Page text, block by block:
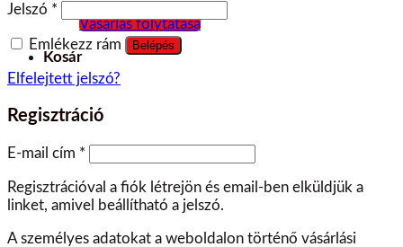
Vásárlás folytatása
Kosár
Jelszó *
Emlékezz rám Belépés
Elfelejtett jelszó?
Regisztráció
E-mail cím *
Regisztrációval a fiók létrejön és email-ben elküldjük a
linket, amivel beállítható a jelszó.
A személyes adatokat a weboldalon történő vásárlási